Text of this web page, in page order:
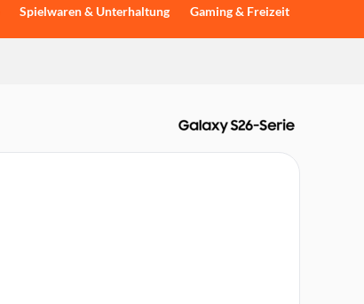
Spielwaren & Unterhaltung Gaming & Freizeit